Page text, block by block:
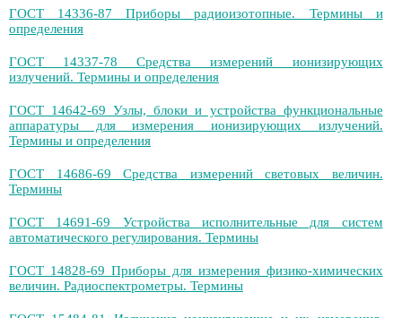
ГОСТ 14336-87 Приборы радиоизотопные. Термины и
определения
ГОСТ 14337-78 Средства измерений ионизирующих
излучений. Термины и определения
ГОСТ 14642-69 Узлы, блоки и устройства функциональные
аппаратуры для измерения ионизирующих излучений.
Термины и определения
ГОСТ 14686-69 Средства измерений световых величин.
Термины
ГОСТ 14691-69 Устройства исполнительные для систем
автоматического регулирования. Термины
ГОСТ 14828-69 Приборы для измерения физико-химических
величин. Радиоспектрометры. Термины